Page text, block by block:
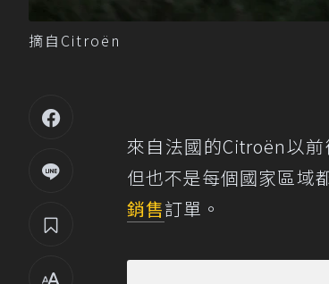
摘自Citroën
來自法國的Citroën以
但也不是每個國家區域
銷售訂單。